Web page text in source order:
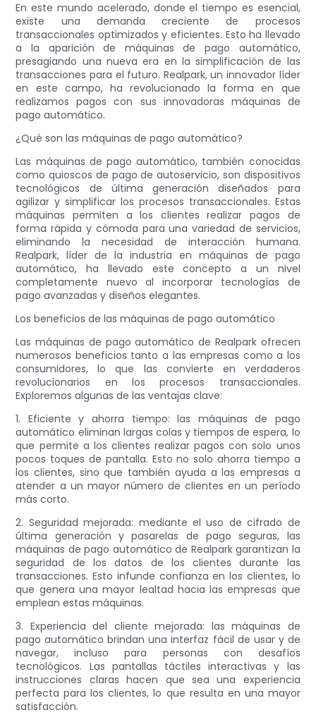
En este mundo acelerado, donde el tiempo es esencial,
existe una demanda creciente de procesos
transaccionales optimizados y eficientes. Esto ha llevado
a la aparición de máquinas de pago automático,
presagiando una nueva era en la simplificación de las
transacciones para el futuro. Realpark, un innovador líder
en este campo, ha revolucionado la forma en que
realizamos pagos con sus innovadoras máquinas de
pago automático.
¿Qué son las máquinas de pago automático?
Las máquinas de pago automático, también conocidas
como quioscos de pago de autoservicio, son dispositivos
tecnológicos de última generación diseñados para
agilizar y simplificar los procesos transaccionales. Estas
máquinas permiten a los clientes realizar pagos de
forma rápida y cómoda para una variedad de servicios,
eliminando la necesidad de interacción humana.
Realpark, líder de la industria en máquinas de pago
automático, ha llevado este concepto a un nivel
completamente nuevo al incorporar tecnologías de
pago avanzadas y diseños elegantes.
Los beneficios de las máquinas de pago automático
Las máquinas de pago automático de Realpark ofrecen
numerosos beneficios tanto a las empresas como a los
consumidores, lo que las convierte en verdaderos
revolucionarios en los procesos transaccionales.
Exploremos algunas de las ventajas clave:
1. Eficiente y ahorra tiempo: las máquinas de pago
automático eliminan largas colas y tiempos de espera, lo
que permite a los clientes realizar pagos con solo unos
pocos toques de pantalla. Esto no solo ahorra tiempo a
los clientes, sino que también ayuda a las empresas a
atender a un mayor número de clientes en un período
más corto.
2. Seguridad mejorada: mediante el uso de cifrado de
última generación y pasarelas de pago seguras, las
máquinas de pago automático de Realpark garantizan la
seguridad de los datos de los clientes durante las
transacciones. Esto infunde confianza en los clientes, lo
que genera una mayor lealtad hacia las empresas que
emplean estas máquinas.
3. Experiencia del cliente mejorada: las máquinas de
pago automático brindan una interfaz fácil de usar y de
navegar, incluso para personas con desafíos
tecnológicos. Las pantallas táctiles interactivas y las
instrucciones claras hacen que sea una experiencia
perfecta para los clientes, lo que resulta en una mayor
satisfacción.